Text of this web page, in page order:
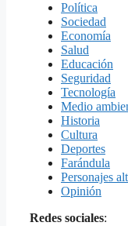
Política
Sociedad
Economía
Salud
Educación
Seguridad
Tecnología
Medio
Historia
Cultura
Deportes
Farándula
Personajes
Opinión
Redes sociales: